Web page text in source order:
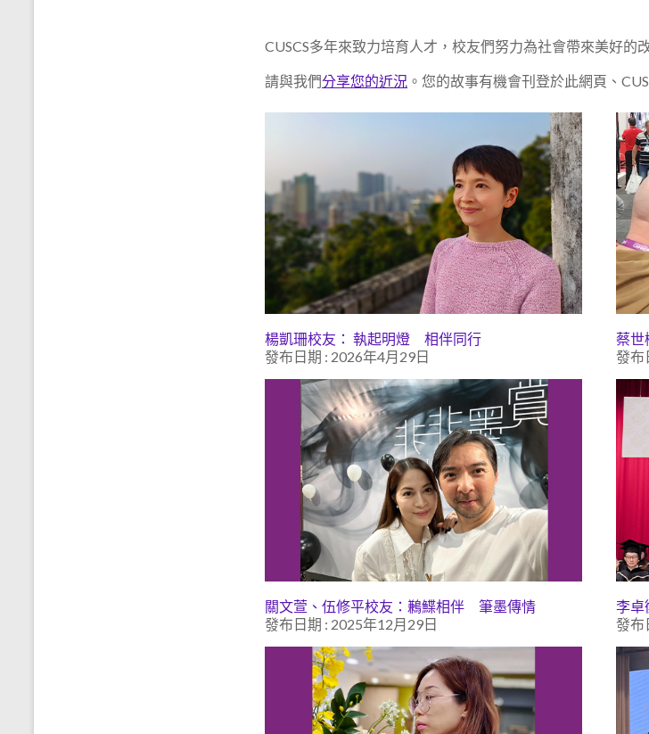
CUSCS多年來致力培育人才，校友們努力為社會帶來美好的
請與我們分享您的近況 。您的故事有機會刊登於此網頁、
楊凱珊校友： 執起明燈 相伴同行
發布日期 : 2026年4月29日
蔡世
發布
關文萱、伍修平校友：鶼鰈相伴 筆墨傳情
發布日期 : 2025年12月29日
李卓
發布